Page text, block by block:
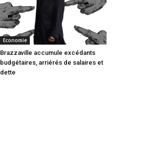
Economie
Brazzaville accumule excédants
budgétaires, arriérés de salaires et
dette